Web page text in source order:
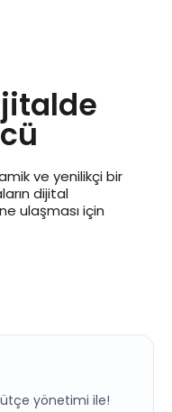
ve yenilikçi bir
dijital
ulaşması için
yönetimi ile!